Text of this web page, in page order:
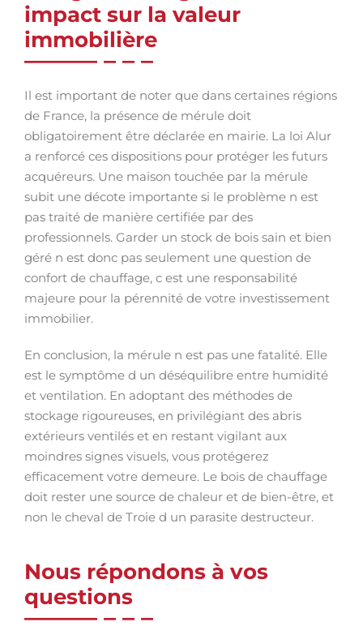
impact sur la valeur
immobilière
Il est important de noter que dans certaines régions
de France, la présence de mérule doit
obligatoirement être déclarée en mairie. La loi Alur
a renforcé ces dispositions pour protéger les futurs
acquéreurs. Une maison touchée par la mérule
subit une décote importante si le problème n est
pas traité de manière certifiée par des
professionnels. Garder un stock de bois sain et bien
géré n est donc pas seulement une question de
confort de chauffage, c est une responsabilité
majeure pour la pérennité de votre investissement
immobilier.
En conclusion, la mérule n est pas une fatalité. Elle
est le symptôme d un déséquilibre entre humidité
et ventilation. En adoptant des méthodes de
stockage rigoureuses, en privilégiant des abris
extérieurs ventilés et en restant vigilant aux
moindres signes visuels, vous protégerez
efficacement votre demeure. Le bois de chauffage
doit rester une source de chaleur et de bien-être, et
non le cheval de Troie d un parasite destructeur.
Nous répondons à vos
questions